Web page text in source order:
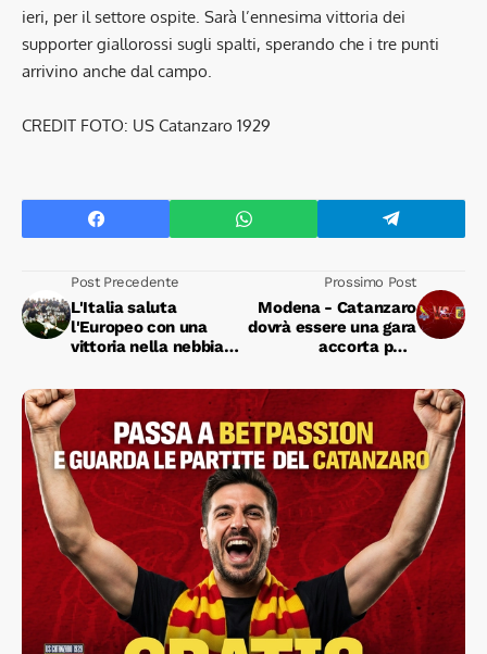
ieri, per il settore ospite. Sarà l’ennesima vittoria dei
supporter giallorossi sugli spalti, sperando che i tre punti
arrivino anche dal campo.
CREDIT FOTO: US Catanzaro 1929
Post Precedente
L'Italia saluta
l'Europeo con una
vittoria nella nebbia:
piegano la Francia, ma
alla fase finale ci va la
Spagna
Prossimo Post
Modena - Catanzaro
dovrà essere una gara
accorta per i
avversario alla ricerca
di riscatto